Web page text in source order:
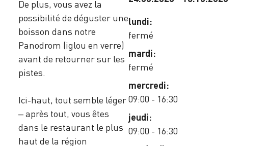
De plus, vous avez la
possibilité de déguster une
boisson dans notre
Panodrom (iglou en verre)
avant de retourner sur les
pistes.
Ici-haut, tout semble léger
– après tout, vous êtes
dans le restaurant le plus
haut de la région
lundi:
fermé
mardi:
fermé
mercredi:
09:00 - 16:30
jeudi:
09:00 - 16:30